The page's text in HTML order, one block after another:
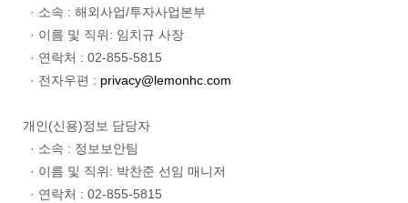
· 소속 : 해외사업/투자사업본부
· 이름 및 직위: 임치규 사장
· 연락처 : 02-855-5815
· 전자우편 : privacy@lemonhc.com
개인(신용)정보 담당자
· 소속 : 정보보안팀
· 이름 및 직위: 박찬준 선임 매니저
· 연락처 : 02-855-5815